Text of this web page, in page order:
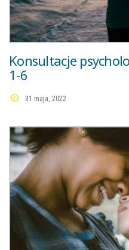
Konsultacje
1-6
31 maja, 2022